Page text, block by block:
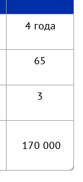
4 года
65
3
170 000